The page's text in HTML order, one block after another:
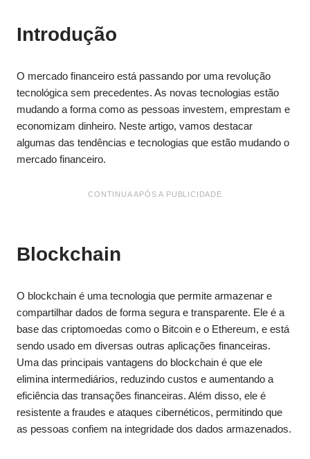
Introdução
O mercado financeiro está passando por uma revolução
tecnológica sem precedentes. As novas tecnologias estão
mudando a forma como as pessoas investem, emprestam e
economizam dinheiro. Neste artigo, vamos destacar
algumas das tendências e tecnologias que estão mudando o
mercado financeiro.
CONTINUA APÓS A PUBLICIDADE
Blockchain
O blockchain é uma tecnologia que permite armazenar e
compartilhar dados de forma segura e transparente. Ele é a
base das criptomoedas como o Bitcoin e o Ethereum, e está
sendo usado em diversas outras aplicações financeiras.
Uma das principais vantagens do blockchain é que ele
elimina intermediários, reduzindo custos e aumentando a
eficiência das transações financeiras. Além disso, ele é
resistente a fraudes e ataques cibernéticos, permitindo que
as pessoas confiem na integridade dos dados armazenados.